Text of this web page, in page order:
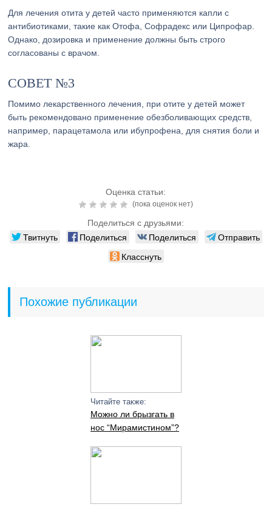
Для лечения отита у детей часто применяются капли с
антибиотиками, такие как Отофа, Софрадекс или Ципрофар.
Однако, дозировка и применение должны быть строго
согласованы с врачом.
СОВЕТ №3
Помимо лекарственного лечения, при отите у детей может
быть рекомендовано применение обезболивающих средств,
например, парацетамола или ибупрофена, для снятия боли и
жара.
Оценка статьи:
(пока оценок нет)
Поделиться с друзьями:
Твитнуть Поделиться Поделиться
Отправить
Класснуть
Похожие публикации
Читайте также:
Можно ли брызгать в
нос “Мирамистином”?